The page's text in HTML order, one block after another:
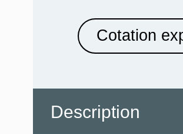
Cotation
Description